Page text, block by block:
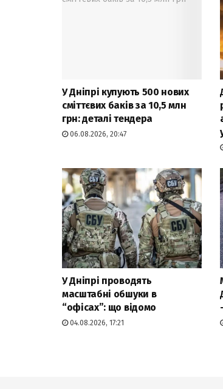
У Дніпрі купують 500 нових
сміттєвих баків за 10,5 млн
грн: деталі тендера
06.08.2026, 20:47
У Дніпрі проводять
масштабні обшуки в
“офісах”: що відомо
04.08.2026, 17:21